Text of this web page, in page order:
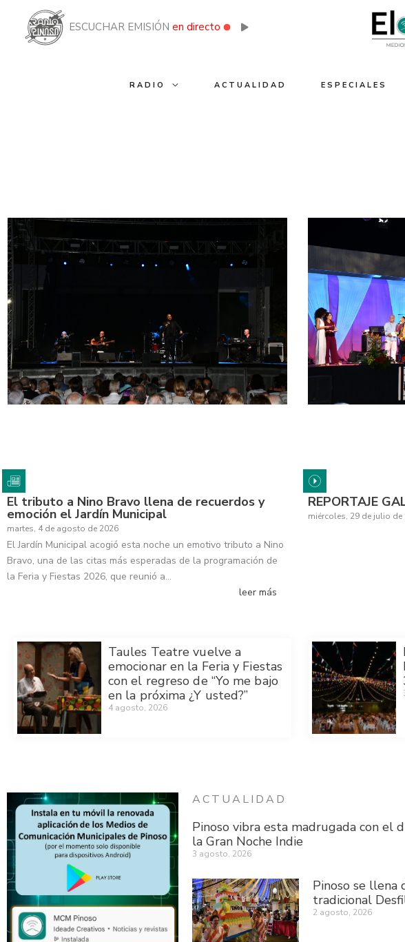
contenido
ESCUCHAR EMISIÓN en directo
RADIO ACTUALIDAD ESPECIALES
El tributo a Nino Bravo llena de recuerdos y
emoción el Jardín Municipal
martes, 4 de agosto de 2026
El Jardín Municipal acogió esta noche un emotivo tributo a Nino
Bravo, una de las citas más esperadas de la programación de
la Feria y Fiestas 2026, que reunió a…
leer más
REPORTAJE
miércoles, 29 de julio de
Taules Teatre vuelve a
emocionar en la Feria y Fiestas
con el regreso de “Yo me bajo
en la próxima ¿Y usted?”
4 agosto, 2026
ACTUALIDAD
Pinoso vibra esta madrugada con el
la Gran Noche Indie
3 agosto, 2026
Pinoso se llena
tradicional
2 agosto, 2026